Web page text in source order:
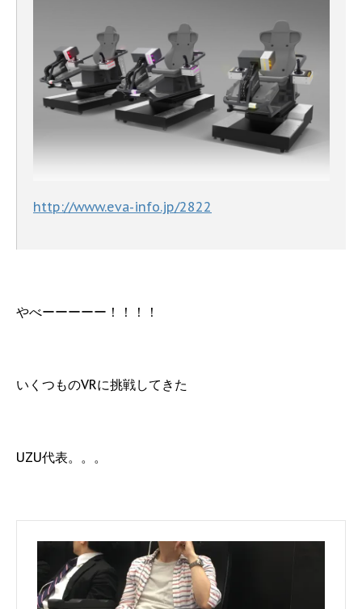
http://www.eva-info.jp/2822
やべーーーーー！！！！
いくつものVRに挑戦してきた
UZU代表。。。